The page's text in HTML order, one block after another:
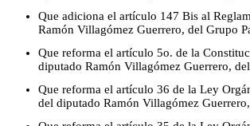
Que adiciona el artículo 147 Bis al
Ramón Villagómez Guerrero, del Grupo
Que reforma el artículo 5o. de la
diputado Ramón Villagómez Guerrero,
Que reforma el artículo 36 de la Ley
del diputado Ramón Villagómez